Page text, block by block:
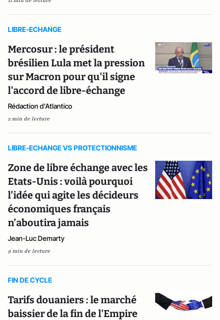
LIBRE-ECHANGE
Mercosur : le président
brésilien Lula met la pression
sur Macron pour qu'il signe
l'accord de libre-échange
Rédaction d'Atlantico
2 min de lecture
LIBRE-ECHANGE VS PROTECTIONNISME
Zone de libre échange avec les
Etats-Unis : voilà pourquoi
l’idée qui agite les décideurs
économiques français
n’aboutira jamais
Jean-Luc Demarty
9 min de lecture
FIN DE CYCLE
Tarifs douaniers : le marché
baissier de la fin de l'Empire